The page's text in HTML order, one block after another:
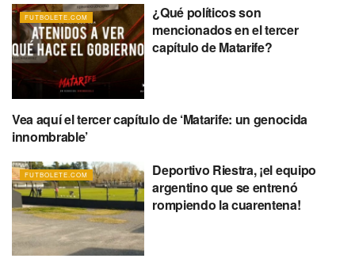
FUTBOLETE.COM
¿Qué políticos son
mencionados en el tercer
capítulo de Matarife?
FUTBOLETE.COM
Vea aquí el tercer capítulo de ‘Matarife: un genocida
innombrable’
FUTBOLETE.COM
Deportivo Riestra, ¡el equipo
argentino que se entrenó
rompiendo la cuarentena!